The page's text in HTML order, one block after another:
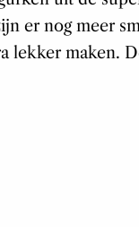
er nog meer
lekker maken.